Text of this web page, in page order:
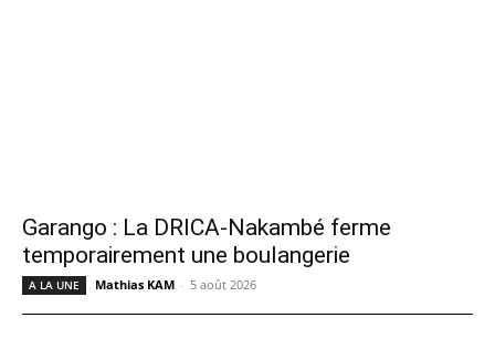
Garango : La DRICA-Nakambé ferme
temporairement une boulangerie
A LA UNE Mathias KAM - 5 août 2026